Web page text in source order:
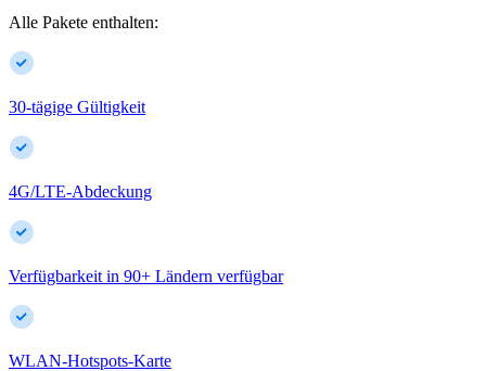
Alle Pakete enthalten:
30-tägige Gültigkeit
4G/LTE-Abdeckung
Verfügbarkeit in 90+ Ländern verfügbar
WLAN-Hotspots-Karte